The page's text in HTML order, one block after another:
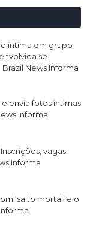
intima em grupo
se
News Informa
envia fotos intimas
Informa
vagas
Informa
‘salto mortal’ e o